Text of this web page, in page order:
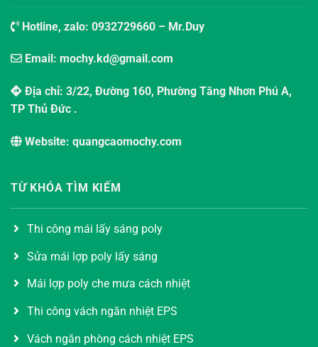
Hotline, zalo: 0932729660 – Mr.Duy
Email: mochy.kd@gmail.com
Địa chỉ: 3/22, Đường 160, Phường Tăng Nhơn Phú A,
TP Thủ Đức .
Website: quangcaomochy.com
TỪ KHÓA TÌM KIẾM
Thi công mái lấy sáng poly
Sửa mái lợp poly lấy sáng
Mái lợp poly che mưa cách nhiệt
Thi công vách ngăn nhiệt EPS
Vách ngăn phòng cách nhiệt EPS